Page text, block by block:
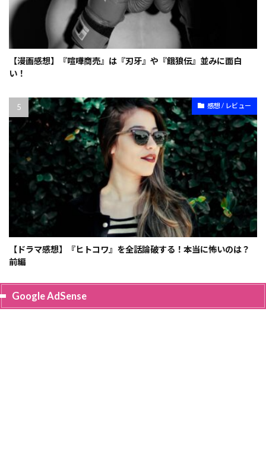
【漫画感想】『喧嘩商売』は『刃牙』や『餓狼伝』並みに面白
い！
感想 / レビュー
【ドラマ感想】『ヒトコワ』を全話論破する！本当に怖いのは？
前編
Google AdSense